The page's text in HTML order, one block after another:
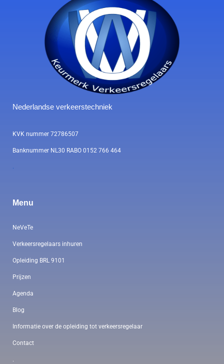
Nederlandse verkeerstechniek
KVK nummer 72786507
Banknummer NL30 RABO 0152 766 464
.
Menu
NeVeTe
Verkeersregelaars inhuren
Opleiding BRL 9101
Prijzen
Agenda
Blog
Informatie over de opleiding tot verkeersregelaar
Contact
.